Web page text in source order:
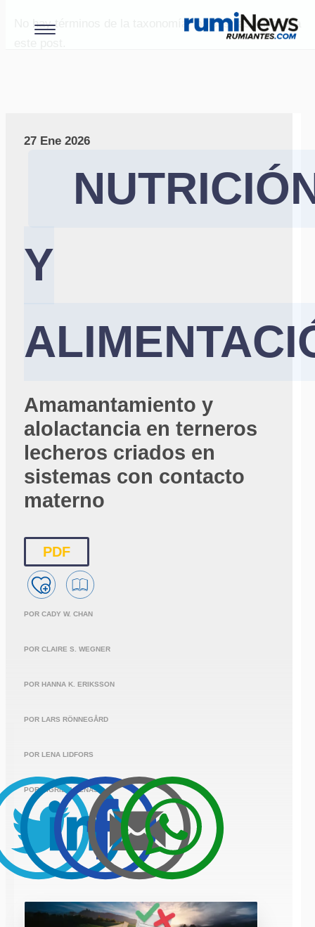
No hay términos de la taxonomía "paises" asociados a
27 Ene 2026
Y
Amamantamiento y
alolactancia en terneros
lecheros criados en
sistemas con contacto
materno
PDF
POR CADY W. CHAN
POR CLAIRE S. WEGNER
POR HANNA K. ERIKSSON
POR LARS RÖNNEGÅRD
POR LENA LIDFORS
POR SIGRID AGENÄS